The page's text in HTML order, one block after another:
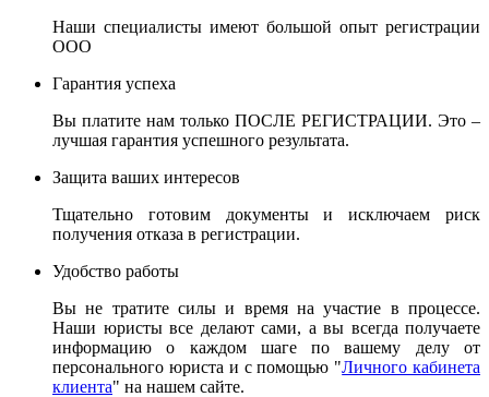
Наши специалисты имеют большой опыт регистрации
ООО
Гарантия успеха
Вы платите нам только ПОСЛЕ РЕГИСТРАЦИИ. Это –
лучшая гарантия успешного результата.
Защита ваших интересов
Тщательно готовим документы и исключаем риск
получения отказа в регистрации.
Удобство работы
Вы не тратите силы и время на участие в процессе.
Наши юристы все делают сами, а вы всегда получаете
информацию о каждом шаге по вашему делу от
персонального юриста и с помощью "Личного кабинета
клиента" на нашем сайте.